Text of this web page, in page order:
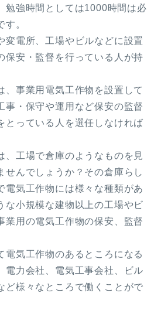
勉強時間としては1000時間は必
。
変電所、工場やビルなどに設置
保安・監督を行っている人が持
、事業用電気工作物を設置して
事・保守や運用など保安の監督
とっている人を選任しなければ
、工場で倉庫のようなものを見
せんでしょうか？その倉庫らし
電気工作物には様々な種類があ
な小規模な建物以上の工場やビ
業用の電気工作物の保安、監督
電気工作物のあるところになる
電力会社、電気工事会社、ビル
ど様々なところで働くことがで